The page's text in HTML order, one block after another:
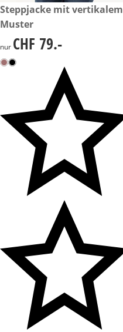
CHF 79.-
Steppjacke mit vertikalem
Muster
CHF 79.-
nur CHF 79.-